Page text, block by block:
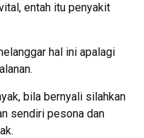
entah itu penyakit
hal ini apalagi
bila bernyali silahkan
sendiri pesona dan